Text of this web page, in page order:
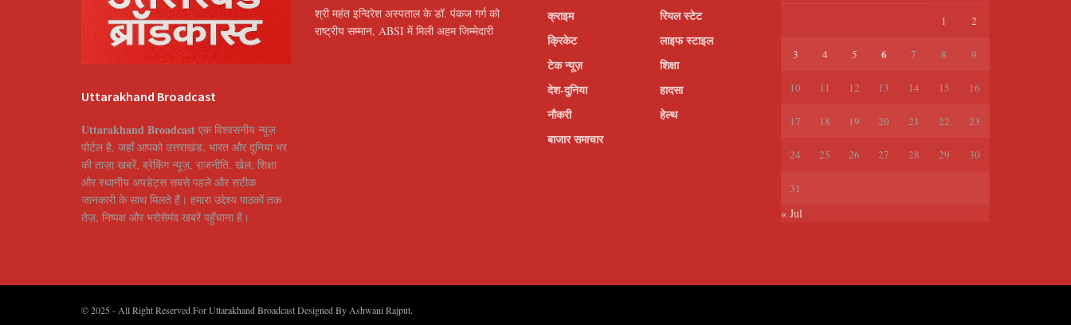
Uttarakhand Broadcast
Uttarakhand Broadcast एक विश्वसनीय न्यूज़
पोर्टल है, जहाँ आपको उत्तराखंड, भारत और दुनिया भर
की ताज़ा खबरें, ब्रेकिंग न्यूज़, राजनीति, खेल, शिक्षा
और स्थानीय अपडेट्स सबसे पहले और सटीक
जानकारी के साथ मिलते हैं। हमारा उद्देश्य पाठकों तक
तेज़, निष्पक्ष और भरोसेमंद खबरें पहुँचाना है।
श्री महंत इन्दिरेश अस्पताल के डॉ. पंकज गर्ग को
राष्ट्रीय सम्मान, ABSI में मिली अहम जिम्मेदारी
क्राइम
क्रिकेट
टेक न्यूज़
देश-दुनिया
नौकरी
बाजार समाचार
रियल स्टेट
लाइफ स्टाइल
शिक्षा
हादसा
हेल्थ
1 2
3 4 5 6 7 8 9
10 11 12 13 14 15 16
17 18 19 20 21 22 23
24 25 26 27 28 29 30
31
« Jul
© 2025 - All Right Reserved For Uttarakhand Broadcast Designed By Ashwani Rajput.